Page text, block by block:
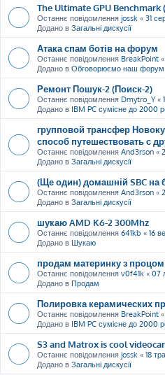
The Ultimate GPU Benchmark
Останнє повідомлення jossk « 31
Додано в Загальні дискусії
Атака спам ботів на форум
Останнє повідомлення BreakPoint «
Додано в Обговорюємо наш форум
Ремонт Пошук-2 (Поиск-2)
Останнє повідомлення Dmytro_Y«
Додано в IBM PC сумісне до 2000
групповой трансфер
способ путешествовать с
Останнє повідомлення And3rson «
Додано в Загальні дискусії
(Ще один) домашній SBC на
Останнє повідомлення And3rson «
Додано в Загальні дискусії
шукаю AMD K6-2 300Mhz
Останнє повідомлення 641kb « 16
Додано в Шукаю
продам материнку з
Останнє повідомлення v0f41k « 07
Додано в Продам
Полировка керамических
Останнє повідомлення BreakPoint «
Додано в IBM PC сумісне до 2000
S3 and Matrox is cool
Останнє повідомлення jossk « 18
Додано в Загальні дискусії